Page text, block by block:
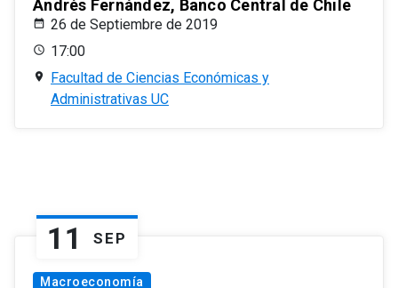
Andrés Fernández, Banco Central de Chile
26 de Septiembre de 2019
17:00
Facultad de Ciencias Económicas y
Administrativas UC
11 SEP
Macroeconomía